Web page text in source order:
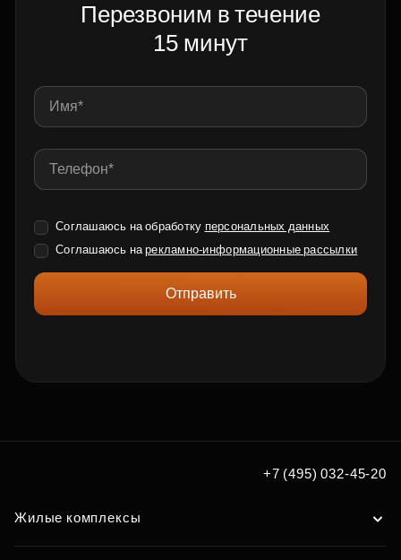
Перезвоним в течение
15 минут
Соглашаюсь на обработку персональных данных
Соглашаюсь нарекламно-информационные рассылки
Отправить
+7 (495) 032-45-20
Жилые комплексы